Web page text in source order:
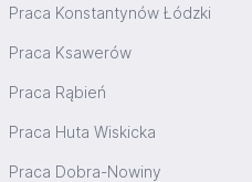
Praca Konstantynów Łódzki
Praca Ksawerów
Praca Rąbień
Praca Huta Wiskicka
Praca Dobra-Nowiny